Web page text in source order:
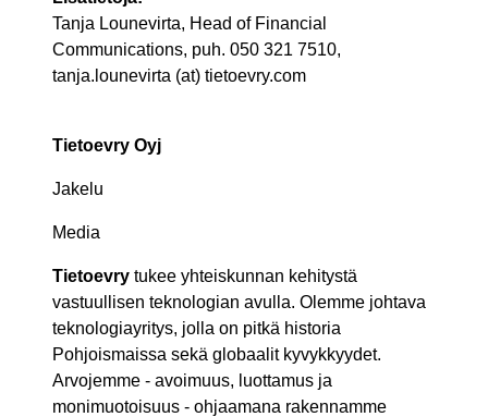
Tanja Lounevirta, Head of Financial
Communications, puh. 050 321 7510,
tanja.lounevirta (at) tietoevry.com
Tietoevry Oyj
Jakelu
Media
Tietoevry tukee yhteiskunnan kehitystä
vastuullisen teknologian avulla. Olemme johtava
teknologiayritys, jolla on pitkä historia
Pohjoismaissa sekä globaalit kyvykkyydet.
Arvojemme - avoimuus, luottamus ja
monimuotoisuus - ohjaamana rakennamme